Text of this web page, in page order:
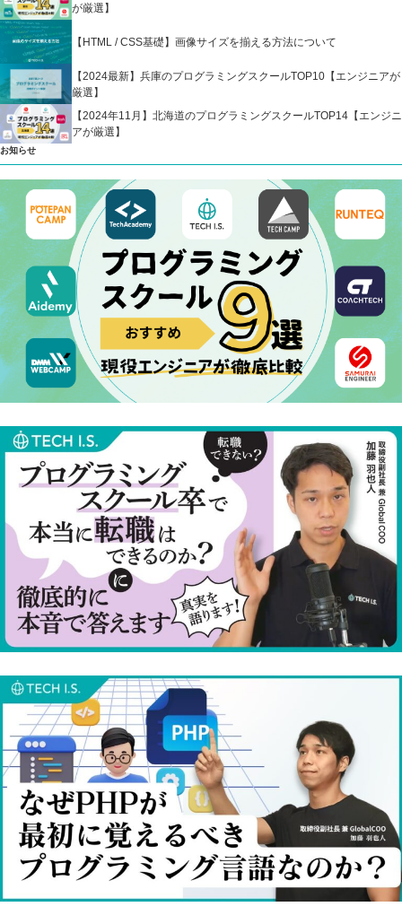
が厳選】
【HTML / CSS基礎】画像サイズを揃える方法について
【2024最新】兵庫のプログラミングスクールTOP10【エンジニアが
厳選】
【2024年11月】北海道のプログラミングスクールTOP14【エンジニ
アが厳選】
お知らせ